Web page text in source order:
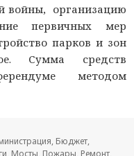
войны, организацию
первичных мер
парков и зон
Сумма средств
методом
, Бюджет,
, Мосты, Пожары, Ремонт,